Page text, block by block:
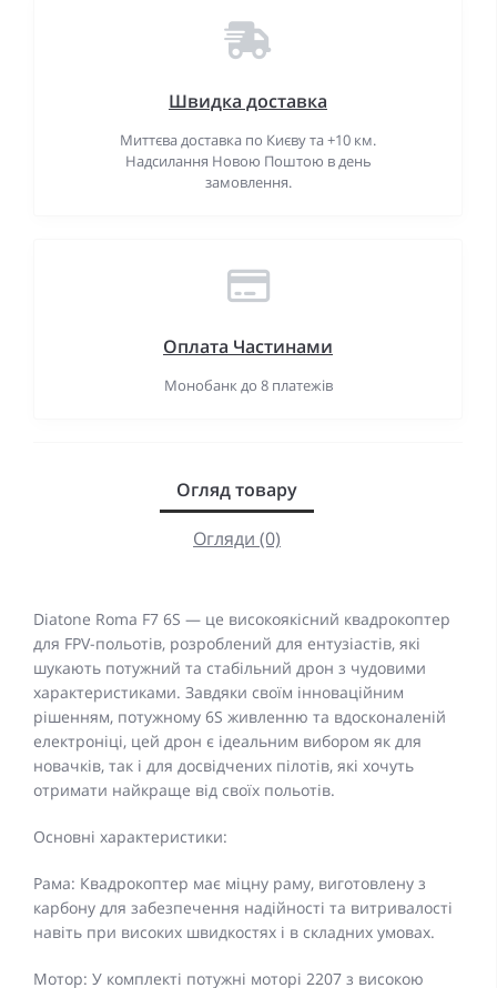
Швидка доставка
Миттєва доставка по Києву та +10 км.
Надсилання Новою Поштою в день
замовлення.
Оплата Частинами
Монобанк до 8 платежів
Огляд товару
Огляди (0)
Diatone Roma F7 6S — це високоякісний квадрокоптер
для FPV-польотів, розроблений для ентузіастів, які
шукають потужний та стабільний дрон з чудовими
характеристиками. Завдяки своїм інноваційним
рішенням, потужному 6S живленню та вдосконаленій
електроніці, цей дрон є ідеальним вибором як для
новачків, так і для досвідчених пілотів, які хочуть
отримати найкраще від своїх польотів.
Основні характеристики:
Рама: Квадрокоптер має міцну раму, виготовлену з
карбону для забезпечення надійності та витривалості
навіть при високих швидкостях і в складних умовах.
Мотор: У комплекті потужні моторі 2207 з високою